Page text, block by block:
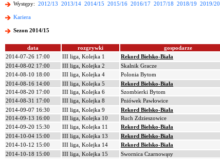
Występy: 2012/13 2013/14 2014/15 2015/16 2016/17 2017/18 2018/19 2019/20
Kariera
Sezon 2014/15
data rozgrywki gospodarze
2014-07-26 17:00
III liga, Kolejka 1 Rekord Bielsko-Biała
2014-08-02 17:00
III liga, Kolejka 2 Skalnik Gracze
2014-08-10 18:00
III liga, Kolejka 4 Polonia Bytom
2014-08-16 14:00
III liga, Kolejka 5 Rekord Bielsko-Biała
2014-08-20 17:00
III liga, Kolejka 6 Szombierki Bytom
2014-08-31 17:00
III liga, Kolejka 8 Pniówek Pawłowice
2014-09-07 16:30
III liga, Kolejka 9 Rekord Bielsko-Biała
2014-09-13 16:00
III liga, Kolejka 10 Ruch Zdzieszowice
2014-09-20 15:30
III liga, Kolejka 11 Rekord Bielsko-Biała
2014-10-04 15:00
III liga, Kolejka 13 Rekord Bielsko-Biała
2014-10-12 15:00
III liga, Kolejka 14 Rekord Bielsko-Biała
2014-10-18 15:00
III liga, Kolejka 15 Swornica Czarnowąsy